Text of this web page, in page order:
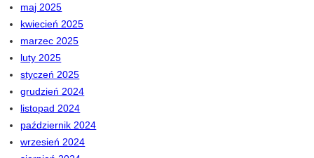
maj 2025
kwiecień 2025
marzec 2025
luty 2025
styczeń 2025
grudzień 2024
listopad 2024
październik 2024
wrzesień 2024